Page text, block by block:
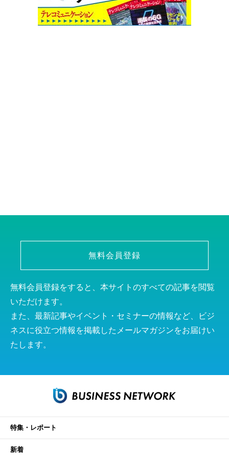
無料会員登録
無料会員登録をすると、本サイトのすべての記事を閲覧
いただけます。
また、最新記事やイベント・セミナーの情報など、ビジ
ネスに役立つ情報を掲載したメールマガジンをお届けい
たします。
特集・レポート
新着